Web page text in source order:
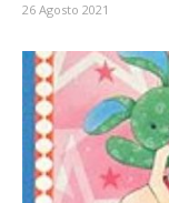
26 Agosto 2021